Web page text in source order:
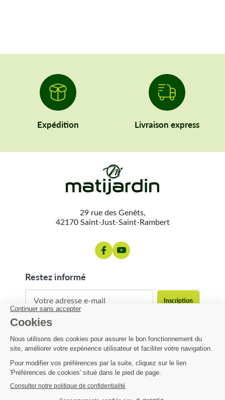
33,61 €
Expédition Livraison express
29 rue des Genêts,
42170 Saint-Just-Saint-Rambert
restez informé
contact@matijardin.fr 04 81 120 120
Matijardin